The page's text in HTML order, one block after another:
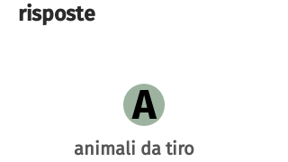
risposte
A
animali da tiro